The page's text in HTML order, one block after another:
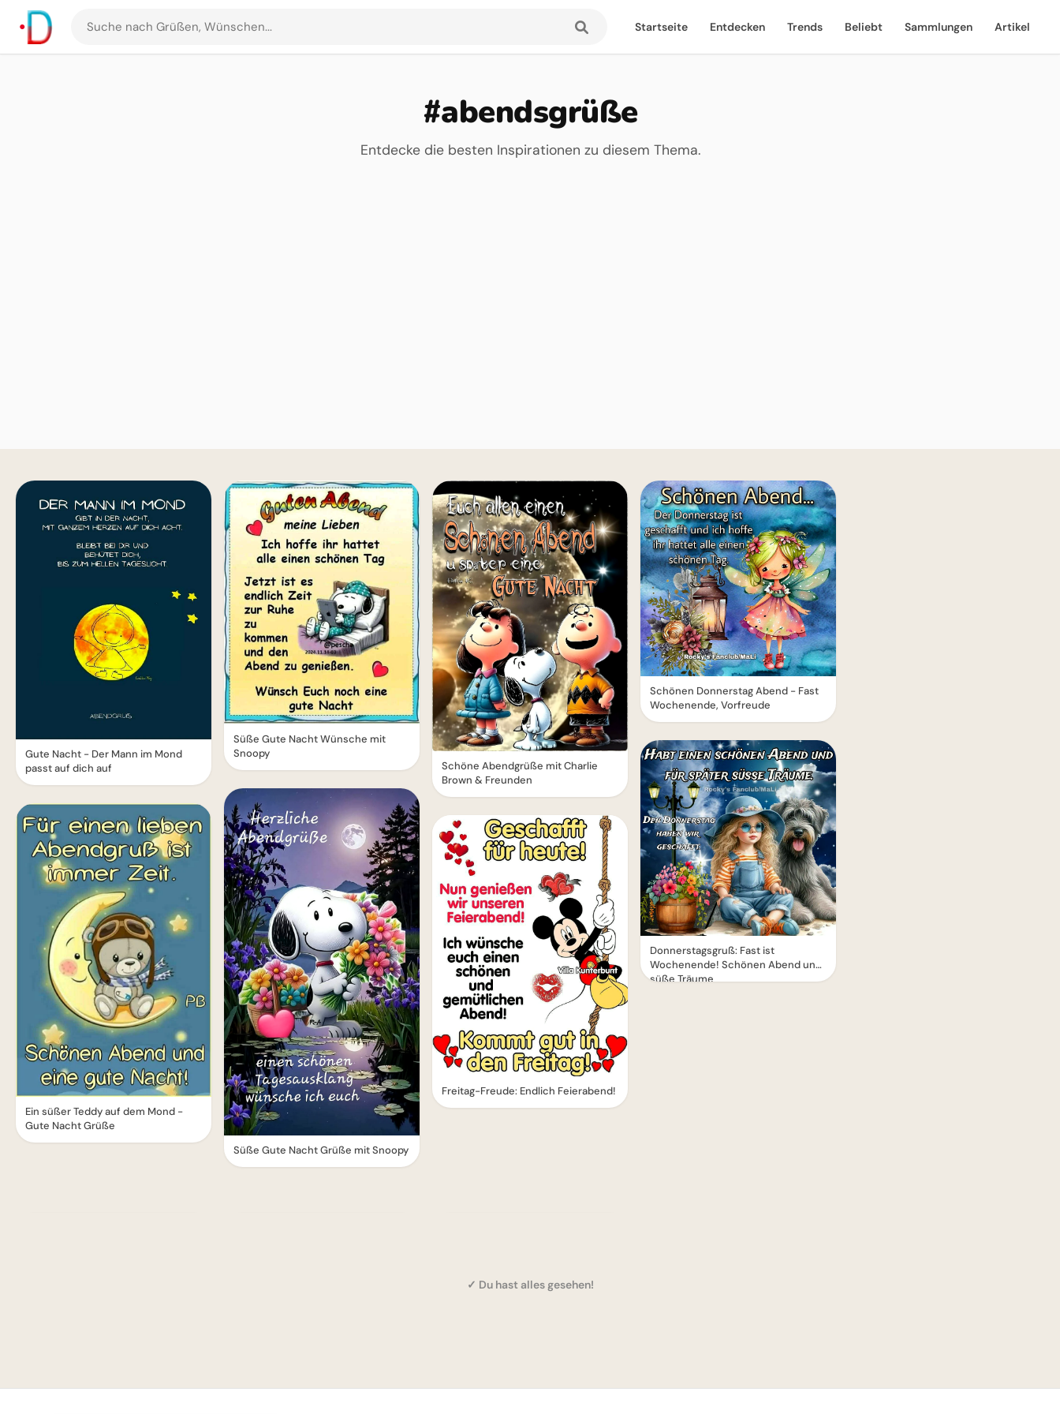
Suche
nach
Startseite Entdecken Trends Beliebt Sammlungen Artikel
#abendsgrüße
Entdecke die besten Inspirationen zu diesem Thema.
Gute Nacht - Der Mann im Mond
passt auf dich auf
Ein süßer Teddy auf dem Mond -
Gute Nacht Grüße
Süße Gute Nacht Wünsche mit
Snoopy
Süße Gute Nacht Grüße mit Snoopy
Schöne Abendgrüße mit Charlie
Brown & Freunden
Freitag-Freude: Endlich Feierabend!
Schönen Donnerstag Abend - Fast
Wochenende, Vorfreude
Donnerstagsgruß: Fast ist
Wochenende! Schönen Abend und
süße Träume
✓ Du hast alles gesehen!